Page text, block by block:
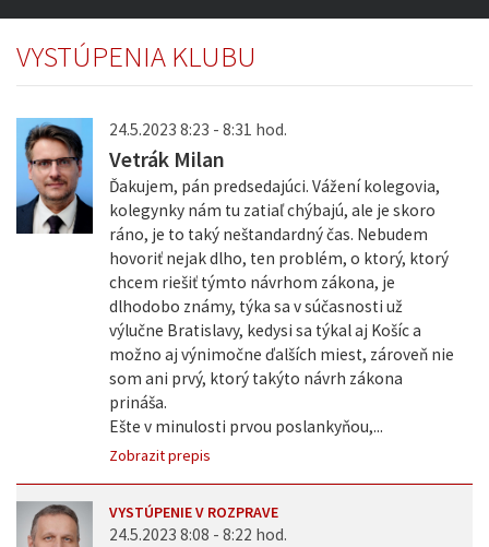
VYSTÚPENIA KLUBU
24.5.2023 8:23 - 8:31 hod.
Vetrák Milan
Ďakujem, pán predsedajúci. Vážení kolegovia,
kolegynky nám tu zatiaľ chýbajú, ale je skoro
ráno, je to taký neštandardný čas. Nebudem
hovoriť nejak dlho, ten problém, o ktorý, ktorý
chcem riešiť týmto návrhom zákona, je
dlhodobo známy, týka sa v súčasnosti už
výlučne Bratislavy, kedysi sa týkal aj Košíc a
možno aj výnimočne ďalších miest, zároveň nie
som ani prvý, ktorý takýto návrh zákona
prináša.
Ešte v minulosti prvou poslankyňou,...
Zobrazit prepis
VYSTÚPENIE V ROZPRAVE
24.5.2023 8:08 - 8:22 hod.